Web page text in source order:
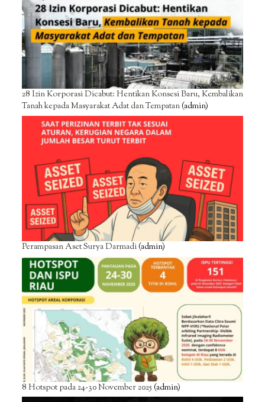
28 Izin Korporasi Dicabut: Hentikan Konsesi Baru, Kembalikan
Tanah kepada Masyarakat Adat dan Tempatan(admin)
Perampasan Aset Surya Darmadi(admin)
8 Hotspot pada 24-30 November 2025(admin)